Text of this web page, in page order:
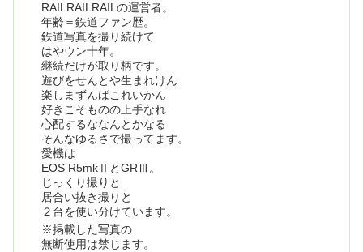
RAILRAILRAILの運営者。
年齢＝鉄道ファン歴。
鉄道写真を撮り続けて
はやウン十年。
継続だけが取り柄です。
遊びをせんとや生まれけん
楽しまずんばこれいかん
好きこそものの上手なれ
心配するななんとかなる
そんなゆるさで撮ってます。
愛機は
EOS R5mkⅡとGRⅢ。
じっくり撮りと
居合い抜き撮りと
２台を使い分けています。
※掲載した写真の
無断使用は禁じます。